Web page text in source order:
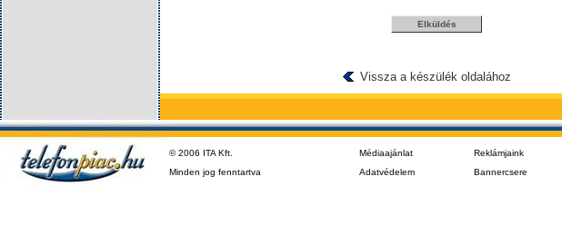
Vissza a készülék oldalához
© 2006 ITA Kft.
Minden jog fenntartva
Médiaajánlat
Adatvédelem
Reklámjaink
Bannercsere